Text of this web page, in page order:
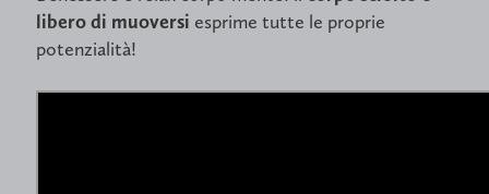
libero di muoversi esprime tutte le proprie
potenzialità!